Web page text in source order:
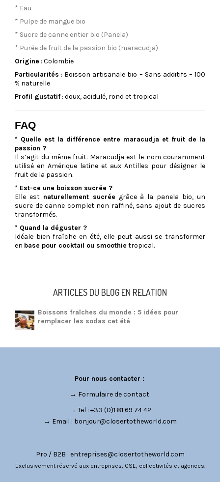
* Eau
* Pulpe de mangue bio
* Sucre de canne entier bio (Panela)
* Purée de fruit de la passion bio (maracudja)
Origine : Colombie
Particularités : Boisson artisanale bio – Sans additifs – 100
% naturelle
Profil gustatif: doux, acidulé, rond et tropical
FAQ
* Quelle est la différence entre maracudja et fruit de la
passion ?
Il s’agit du même fruit. Maracudja est le nom couramment
utilisé en Amérique latine et aux Antilles pour désigner le
fruit de la passion.
* Est-ce une boisson sucrée ?
Elle est naturellement sucrée grâce à la panela bio, un
sucre de canne complet non raffiné, sans ajout de sucres
transformés.
* Quand la déguster ?
Idéale bien fraîche en été, elle peut aussi se transformer
en base pour cocktail ou smoothie tropical.
ARTICLES DU BLOG EN RELATION
Boissons fraîches du monde : 5 idées pour
remplacer les sodas cet été
Pour nous contacter :
→ Formulaire de contact
→ Tel : +33 (0)1 81 69 74 42
→ Email : bonjour@closertotheworld.com
Pro / B2B : entreprises@closertotheworld.com
Exclusivement réservé aux entreprises, CSE, collectivités et agences.